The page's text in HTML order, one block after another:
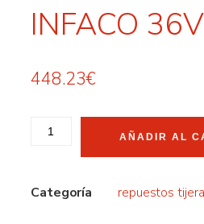
INFACO 36V
448.23€
AÑADIR AL
Categoría repuestos